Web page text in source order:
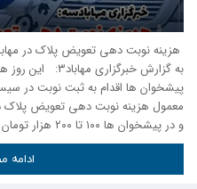
هزینه نوبت دهی تعویض پلاک در
به گزارش
پیشخوان ها اقدام به ثبت نوبت در
و در پیشخوان ها ۱۰۰ تا ۲۰۰ هزار تومان است امروز با …
ادامه